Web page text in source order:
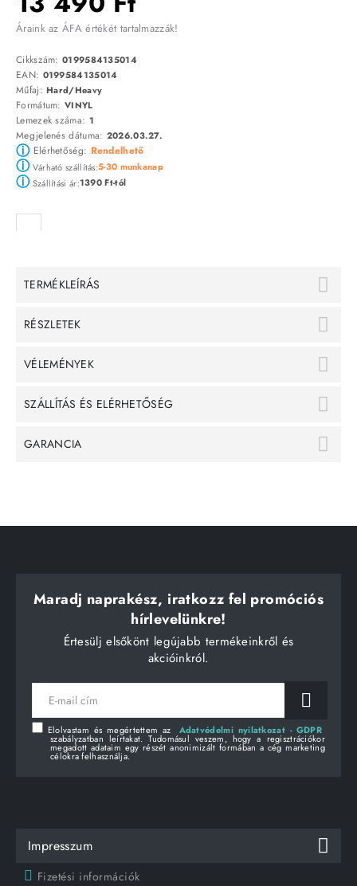
Áraink az ÁFA értékét tartalmazzák!
Cikkszám: 0199584135014
EAN: 0199584135014
Műfaj:Hard/Heavy
Formátum: VINYL
Lemezek száma: 1
Megjelenés dátuma: 2026.03.27.
ⓘElérhetőség: Rendelhető
ⓘVárható szállítás:5-30 munkanap
ⓘSzállítási ár:1390 Ft-tól
TERMÉKLEÍRÁS
RÉSZLETEK
VÉLEMÉNYEK
SZÁLLÍTÁS ÉS ELÉRHETŐSÉG
GARANCIA
Maradj naprakész, iratkozz fel promóciós
hírlevelünkre!
Értesülj elsőkönt legújabb termékeinkről és
akcióinkról.
E-
mail
Elolvastam és megértettem az Adatvédelmi nyilatkozat - GDPR
szabályzatban leírtakat. Tudomásul veszem, hogy a regisztrációkor
megadott adataim egy részét anonimizált formában a cég marketing
célokra felhasználja.
Impresszum
Fizetési információk